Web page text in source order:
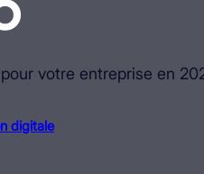
votre entreprise en
digitale